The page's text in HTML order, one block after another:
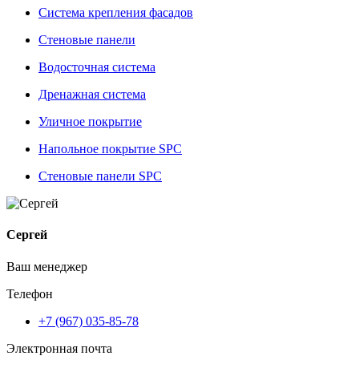
Система крепления фасадов
Стеновые панели
Водосточная система
Дренажная система
Уличное покрытие
Напольное покрытие SPC
Стеновые панели SPC
Сергей
Ваш менеджер
Телефон
+7 (967) 035-85-78
Электронная почта